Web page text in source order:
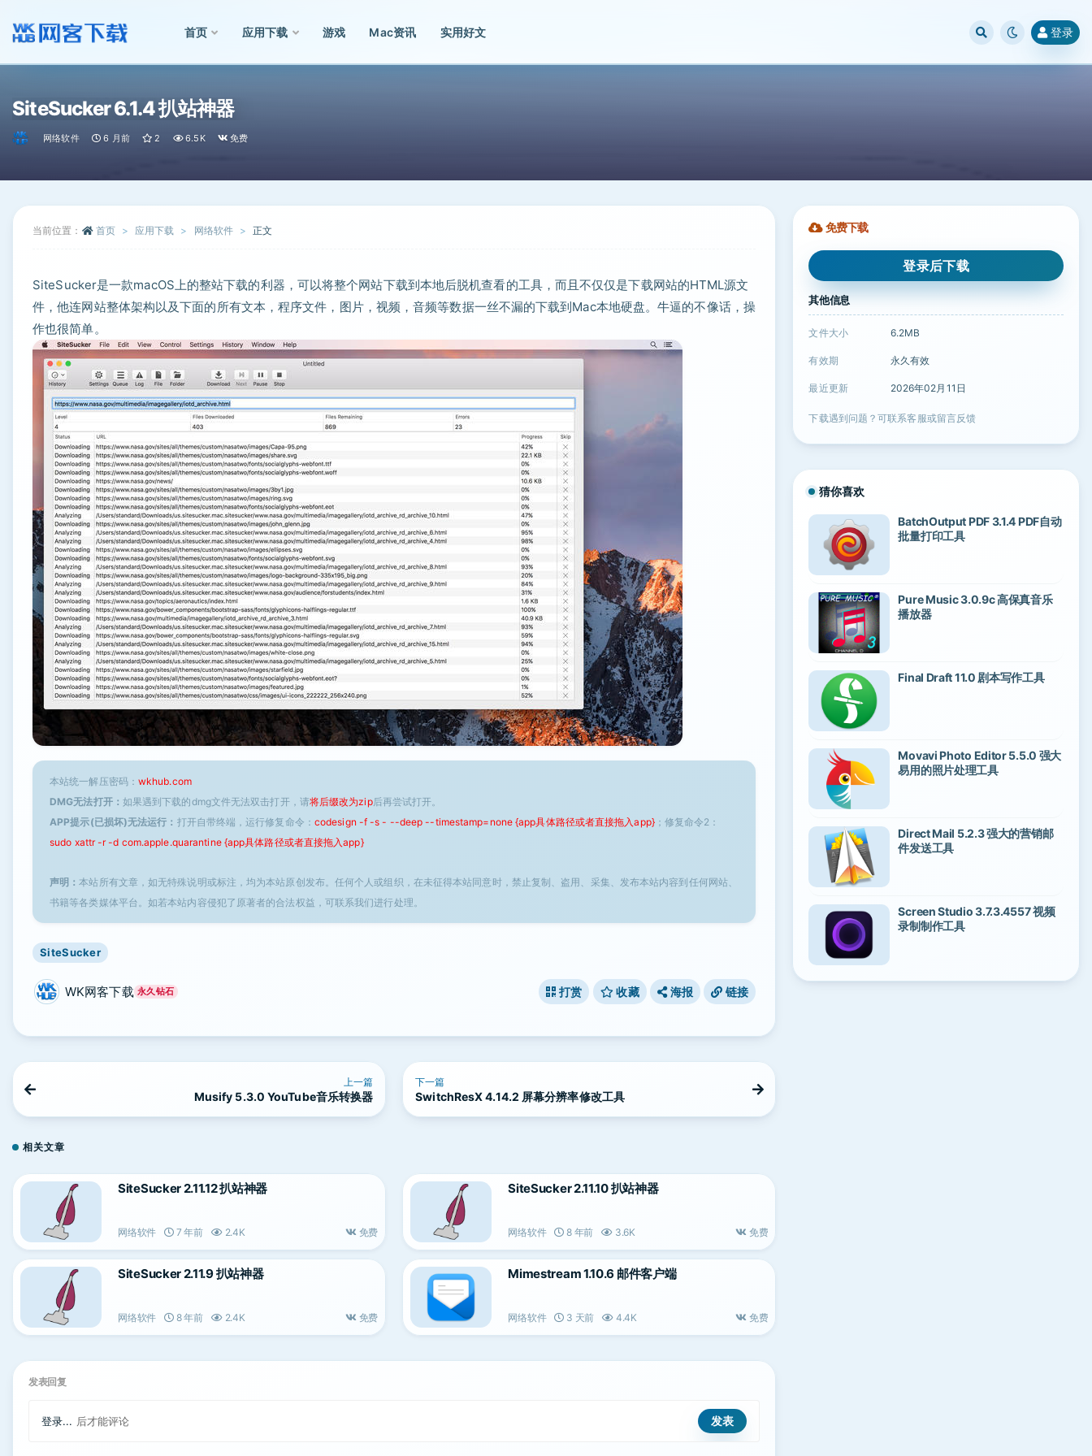
首页 应用下载 游戏 Mac资讯 实用好文 登录
SiteSucker 6.1.4 扒站神器
网络软件 6 月前 2 6.5K 免费
当前位置： 首页 应用下载 网络软件 正文
SiteSucker是一款macOS上的整站下载的利器，可以将整个网站下载到本地后脱机查看的工具，而且不仅仅是下载网站的HTML源文
件，他连网站整体架构以及下面的所有文本，程序文件，图片，视频，音频等数据一丝不漏的下载到Mac本地硬盘。牛逼的不像话，操
作也很简单。
本站统一解压密码： wkhub.com
DMG无法打开： 如果遇到下载的dmg文件无法双击打开，请将后缀改为zip后再尝试打开。
APP提示(已损坏)无法运行： 打开自带终端，运行修复命令： codesign -f -s - --deep --timestamp=none {app具体路径或者直接拖入app}；修复命令2：
sudo xattr -r -d com.apple.quarantine {app具体路径或者直接拖入app}
声明：本站所有文章，如无特殊说明或标注，均为本站原创发布。任何个人或组织，在未征得本站同意时，禁止复制、盗用、采集、发布本站内容到任何网站、
书籍等各类媒体平台。如若本站内容侵犯了原著者的合法权益，可联系我们进行处理。
SiteSucker
WK网客下载 永久钻石 打赏 收藏 海报 链接
上一篇
Musify 5.3.0 YouTube音乐转换器
下一篇
SwitchResX 4.14.2 屏幕分辨率修改工具
相关文章
SiteSucker 2.11.12 扒站神器
网络软件 7 年前 2.4K 免费
SiteSucker 2.11.10 扒站神器
网络软件 8 年前 3.6K 免费
SiteSucker 2.11.9 扒站神器
网络软件 8 年前 2.4K 免费
Mimestream 1.10.6 邮件客户端
网络软件 3 天前 4.4K 免费
发表回复
登录... 后才能评论
免费下载
登录后下载
其他信息
文件大小 6.2MB
有效期 永久有效
最近更新 2026年02月11日
下载遇到问题？可联系客服或留言反馈
猜你喜欢
BatchOutput PDF 3.1.4 PDF自动
批量打印工具
Pure Music 3.0.9c 高保真音乐
播放器
Final Draft 11.0 剧本写作工具
Movavi Photo Editor 5.5.0 强大
易用的照片处理工具
Direct Mail 5.2.3 强大的营销邮
件发送工具
Screen Studio 3.7.3.4557 视频
录制制作工具